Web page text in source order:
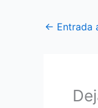
← Entrada